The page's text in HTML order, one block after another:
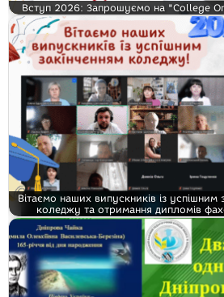
Вступ 2026: Запрошуємо на "College
Вітаємо наших випускників із успішним
коледжу та отримання дипломів